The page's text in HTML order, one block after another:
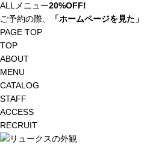
ALLメニュー20%OFF!
ご予約の際、
「ホームページを見た」
PAGE TOP
TOP
ABOUT
MENU
CATALOG
STAFF
ACCESS
RECRUIT